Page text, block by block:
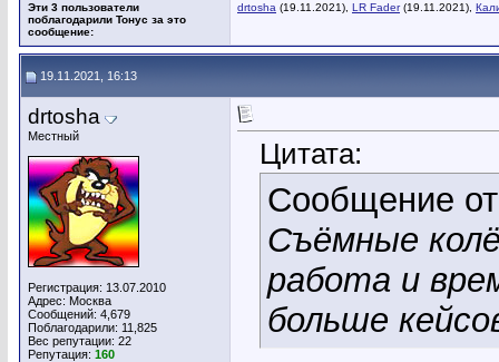
Эти 3 пользователи
поблагодарили Тонус за это
сообщение:
drtosha (19.11.2021), LR Fader(19.11.2021),
19.11.2021, 16:13
drtosha
Местный
Регистрация: 13.07.2010
Адрес: Москва
Сообщений: 4,679
Поблагодарили: 11,825
Вес репутации: 22
Репутация: 160
Цитата:
Сообщение
Съёмные
работа и
больше